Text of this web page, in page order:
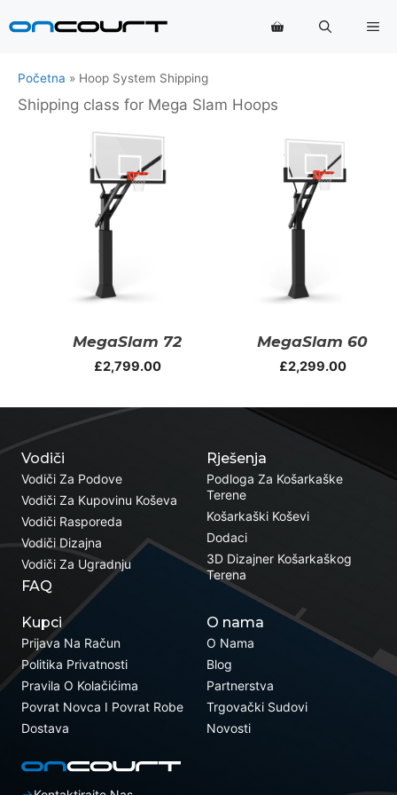
na
Početna » Hoop System Shipping
Shipping class for Mega Slam Hoops
MegaSlam 72
£2,799.00
MegaSlam 60
£2,299.00
Rješenja
Podloga Za Košarkaške
Terene
Košarkaški Koševi
Dodaci
3D Dizajner Košarkaškog
Terena
Vodiči
Vodiči Za Podove
Vodiči Za Kupovinu Koševa
Vodiči Rasporeda
Vodiči Dizajna
Vodiči Za Ugradnju
FAQ
Kupci
Prijava Na Račun
Politika Privatnosti
Pravila O Kolačićima
Povrat Novca I Povrat Robe
Dostava
O nama
O Nama
Blog
Partnerstva
Trgovački Sudovi
Novosti